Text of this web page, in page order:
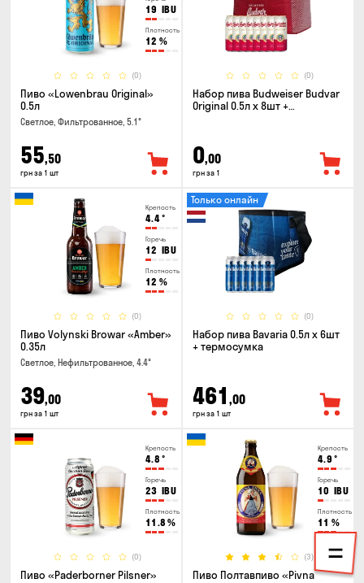
19 IBU
Плотность
12 %
(0)
Пиво «Lowenbrau Original»
0.5л
Светлое, Фильтрованное, 5.1°
55,50
грн за 1 шт
(0)
Набор пива Budweiser Budvar
Original 0.5л x 8шт +
0,00
грн за 1
Крепость
4.4°
Горечь
12 IBU
Плотность
12 %
(0)
Пиво Volynski Browar «Amber»
0.35л
Светлое, Нефильтрованное, 4.4°
39,00
грн за 1 шт
(0)
Только онлайн
Набор пива Bavaria 0.5л х 6шт
+ термосумка
461 ,00
грн за 1 шт
Крепость
4.8 °
Горечь
23 IBU
Плотность
11.8 %
(0)
Пиво «Paderborner Pilsner»
Крепость
4.9 °
Горечь
10 IBU
Плотность
11 %
(3)
Пиво Полтавпиво «Pivna